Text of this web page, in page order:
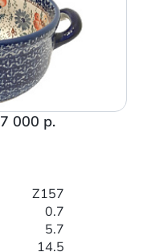
7 000 р.
Z157
0.7
5.7
14.5